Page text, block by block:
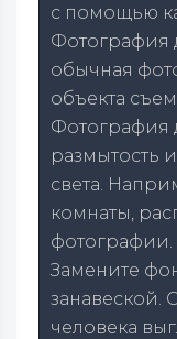
с помощью
Фотография
обычная
объекта
Фотография
размытость
света.
комнаты,
фотографии.
Замените
занавеской.
человека